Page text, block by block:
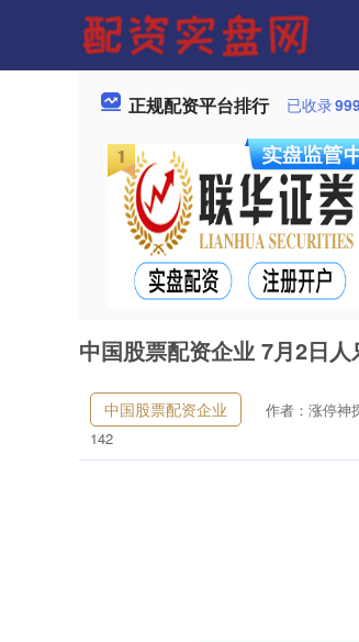
正规配资平台排行 已收录
中国股票配资企业 7月2日
中国股票配资企业 作者：涨停神
142